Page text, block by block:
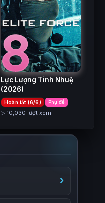
8
Lực Lượng Tinh Nhuệ
(2026)
Hoàn tất (6/6) Phụ đề
▷ 10,030 lượt xem